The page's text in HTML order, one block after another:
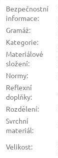
Bezpečnostní
informace:
Gramáž:
Kategorie:
Materiálové
složení:
Normy:
Reflexní
doplňky:
Rozdělení:
Svrchní
materiál:
Velikost: